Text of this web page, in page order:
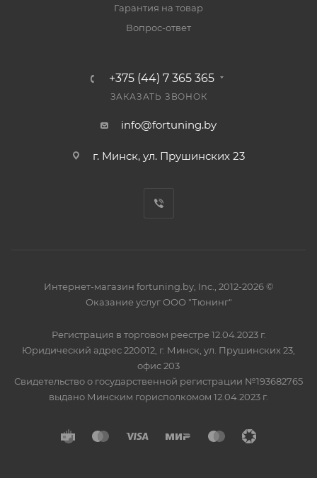
Гарантия на товар
Вопрос-ответ
+375 (44) 7 365 365
ЗАКАЗАТЬ ЗВОНОК
info@fortuning.by
г. Минск, ул. Прушинских 23
Интернет-магазин fortuning.by, Inc., 2012-2026 ©
Оказание услуг ООО "Тюнинг"
Регистрация в торговом реестре 12.04.2023 г.
Юридический адрес 220012, г. Минск, ул. Прушинских 23,
офис 203
Свидетельство о государственной регистрации №193682765
выдано Минским горисполкомом 12.04.2023 г.